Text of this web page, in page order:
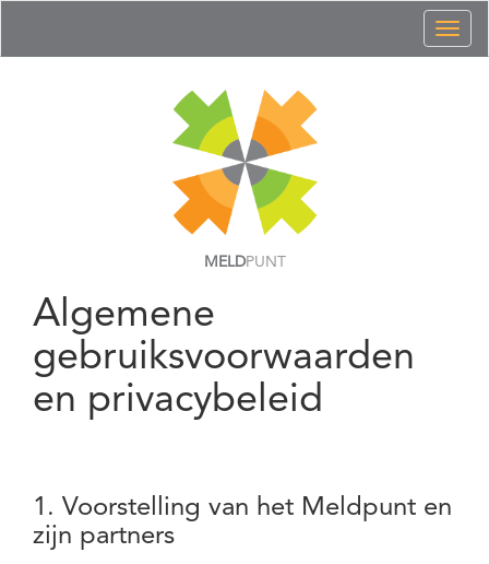
MELDPUNT
Algemene
gebruiksvoorwaarden
en privacybeleid
1. Voorstelling van het Meldpunt en
zijn partners